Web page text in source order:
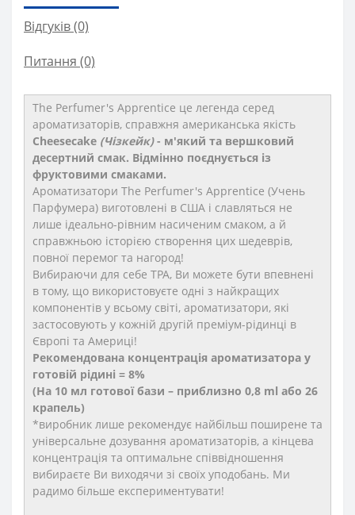
Відгуків (0)
Питання (0)
The Perfumer's Apprentice це легенда серед
ароматизаторів, справжня американська якість
Cheesecake (Чізкейк)- м'який та вершковий
десертний смак. Відмінно поєднується із
фруктовими смаками. ​
Ароматизатори The Perfumer's Apprentice (Учень
Парфумера) виготовлені в США і славляться не
лише ідеально-рівним насиченим смаком, а й
справжньою історією створення цих шедеврів,
повної перемог та нагород!
Вибираючи для себе TPA, Ви можете бути впевнені
в тому, що використовуєте одні з найкращих
компонентів у всьому світі, ароматизатори, які
застосовують у кожній другій преміум-рідинці в
Європі та Америці!
Рекомендована концентрація ароматизатора у
готовій рідині = 8%
(На 10 мл готової бази – приблизно 0,8 ml або 26
крапель)
*виробник лише рекомендує найбільш поширене та
універсальне дозування ароматизаторів, а кінцева
концентрація та оптимальне співвідношення
вибираєте Ви виходячи зі своїх уподобань. Ми
радимо більше експериментувати!